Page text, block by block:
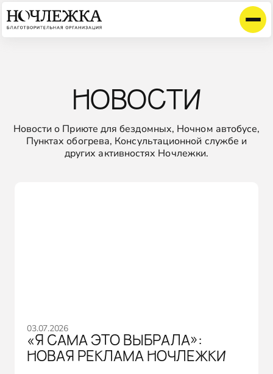
НОВОСТИ
Новости о Приюте для бездомных, Ночном автобусе,
Пунктах обогрева, Консультационной службе и
других активностях Ночлежки.
03.07.2026
«Я САМА ЭТО ВЫБРАЛА»:
НОВАЯ РЕКЛАМА НОЧЛЕЖКИ